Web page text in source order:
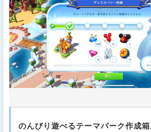
のんびり遊べるテーマパーク作成